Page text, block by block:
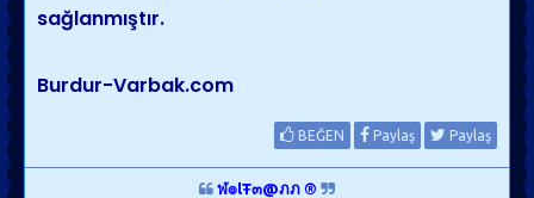
sağlanmıştır.
Burdur-Varbak.com
BEĞEN Paylaş Paylaş
ฬ๏lŦ๓@ภภ ®